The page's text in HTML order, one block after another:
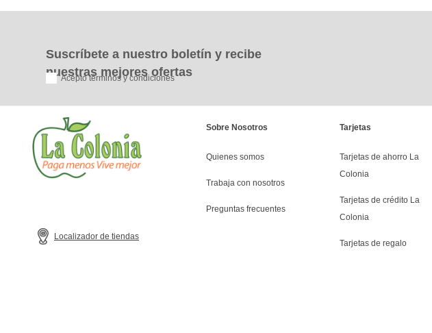
Suscríbete a nuestro boletín y recibe
nuestras mejores ofertas
Acepto términos y condiciones
Localizador de tiendas
Sobre Nosotros
Quienes somos
Trabaja con nosotros
Preguntas frecuentes
Tarjetas
Tarjetas de ahorro La
Colonia
Tarjetas de crédito La
Colonia
Tarjetas de regalo